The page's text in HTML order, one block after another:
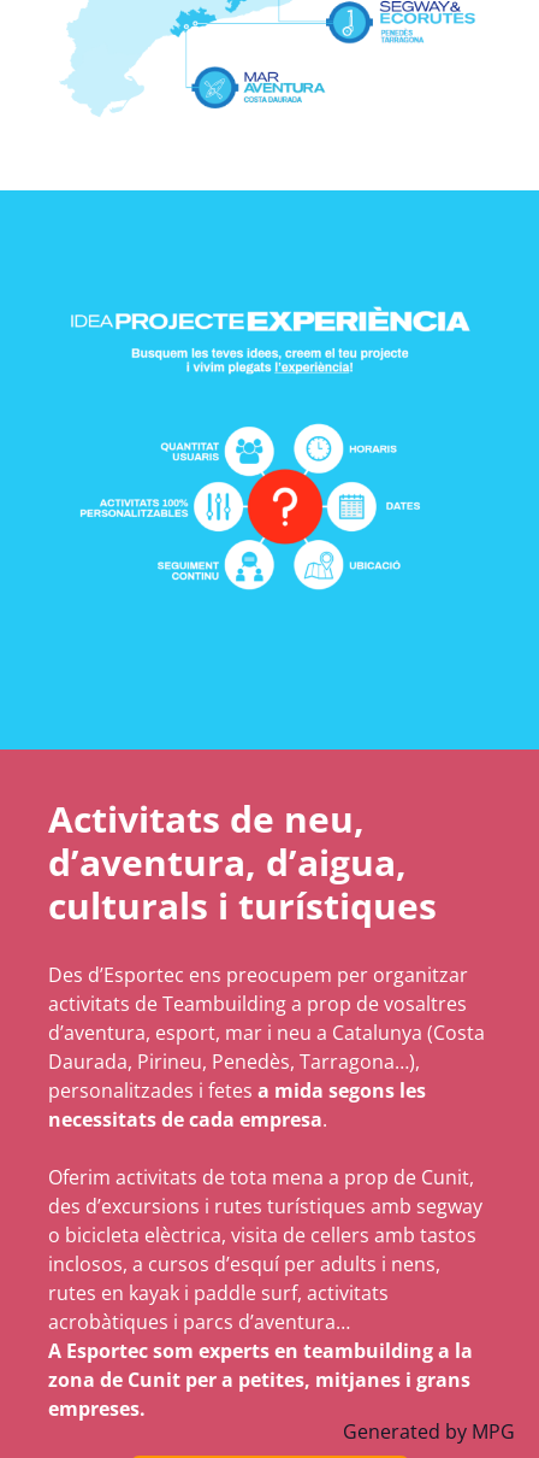
Activitats de neu,
d’aventura, d’aigua,
culturals i turístiques
Des d’Esportec ens preocupem per organitzar
activitats de Teambuilding a prop de vosaltres
d’aventura, esport, mar i neu a Catalunya (Costa
Daurada, Pirineu, Penedès, Tarragona…),
personalitzades i fetes a mida segons les
necessitats de cada empresa.
Oferim activitats de tota mena a prop de Cunit,
des d’excursions i rutes turístiques amb segway
o bicicleta elèctrica, visita de cellers amb tastos
inclosos, a cursos d’esquí per adults i nens,
rutes en kayak i paddle surf, activitats
acrobàtiques i parcs d’aventura…
A Esportec som experts en teambuilding a la
zona de Cunit per a petites, mitjanes i grans
empreses.
Generated by MPG